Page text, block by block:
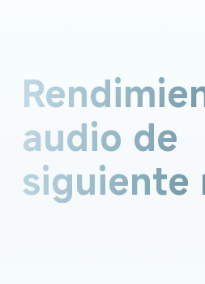
audio de
siguiente